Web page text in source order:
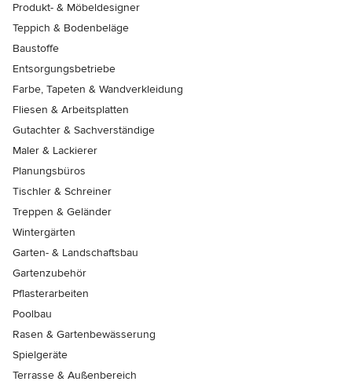
Produkt- & Möbeldesigner
Teppich & Bodenbeläge
Baustoffe
Entsorgungsbetriebe
Farbe, Tapeten & Wandverkleidung
Fliesen & Arbeitsplatten
Gutachter & Sachverständige
Maler & Lackierer
Planungsbüros
Tischler & Schreiner
Treppen & Geländer
Wintergärten
Garten- & Landschaftsbau
Gartenzubehör
Pflasterarbeiten
Poolbau
Rasen & Gartenbewässerung
Spielgeräte
Terrasse & Außenbereich